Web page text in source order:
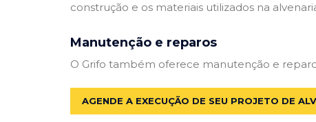
construção e os materiais utilizados na
Manutenção e reparos
O Grifo também oferece manutenção e
AGENDE A EXECUÇÃO DE SEU PROJETO DE